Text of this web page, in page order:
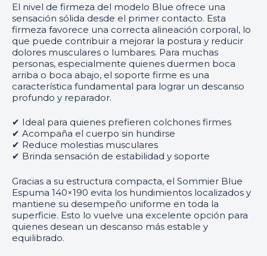
El nivel de firmeza del modelo Blue ofrece una
sensación sólida desde el primer contacto. Esta
firmeza favorece una correcta alineación corporal, lo
que puede contribuir a mejorar la postura y reducir
dolores musculares o lumbares. Para muchas
personas, especialmente quienes duermen boca
arriba o boca abajo, el soporte firme es una
característica fundamental para lograr un descanso
profundo y reparador.
✔ Ideal para quienes prefieren colchones firmes
✔ Acompaña el cuerpo sin hundirse
✔ Reduce molestias musculares
✔ Brinda sensación de estabilidad y soporte
Gracias a su estructura compacta, el Sommier Blue
Espuma 140×190 evita los hundimientos localizados y
mantiene su desempeño uniforme en toda la
superficie. Esto lo vuelve una excelente opción para
quienes desean un descanso más estable y
equilibrado.